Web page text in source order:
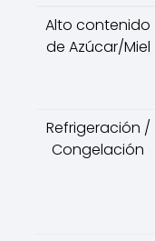
Alto contenido
de Azúcar/Miel
Refrigeración /
Congelación